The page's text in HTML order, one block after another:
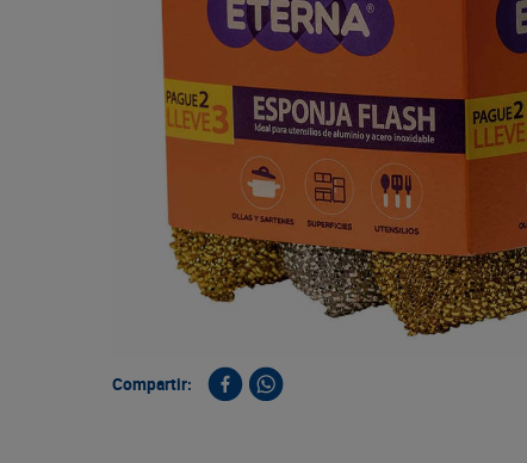
9.
queso
10. papa
Compartir: